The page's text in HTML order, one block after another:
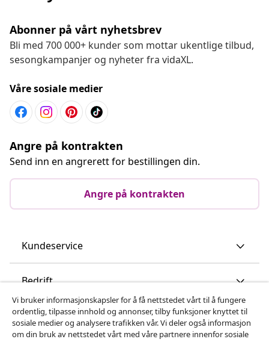
Abonner på vårt nyhetsbrev
Bli med 700 000+ kunder som mottar ukentlige tilbud,
sesongkampanjer og nyheter fra vidaXL.
Våre sosiale medier
Angre på kontrakten
Send inn en angrerett for bestillingen din.
Angre på kontrakten
Kundeservice
Bedrift
vidaXL
Vi bruker informasjonskapsler for å få nettstedet vårt til å fungere
ordentlig, tilpasse innhold og annonser, tilby funksjoner knyttet til
sosiale medier og analysere trafikken vår. Vi deler også informasjon
om din bruk av nettstedet vårt med våre partnere innenfor sosiale